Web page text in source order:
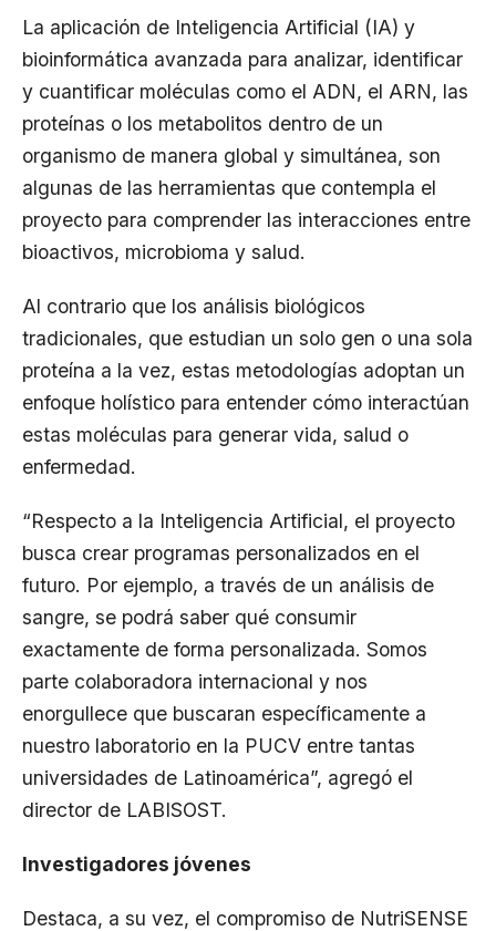
La aplicación de Inteligencia Artificial (IA) y
bioinformática avanzada para analizar, identificar
y cuantificar moléculas como el ADN, el ARN, las
proteínas o los metabolitos dentro de un
organismo de manera global y simultánea, son
algunas de las herramientas que contempla el
proyecto para comprender las interacciones entre
bioactivos, microbioma y salud.
Al contrario que los análisis biológicos
tradicionales, que estudian un solo gen o una sola
proteína a la vez, estas metodologías adoptan un
enfoque holístico para entender cómo interactúan
estas moléculas para generar vida, salud o
enfermedad.
“Respecto a la Inteligencia Artificial, el proyecto
busca crear programas personalizados en el
futuro. Por ejemplo, a través de un análisis de
sangre, se podrá saber qué consumir
exactamente de forma personalizada. Somos
parte colaboradora internacional y nos
enorgullece que buscaran específicamente a
nuestro laboratorio en la PUCV entre tantas
universidades de Latinoamérica”, agregó el
director de LABISOST.
Investigadores jóvenes
Destaca, a su vez, el compromiso de NutriSENSE